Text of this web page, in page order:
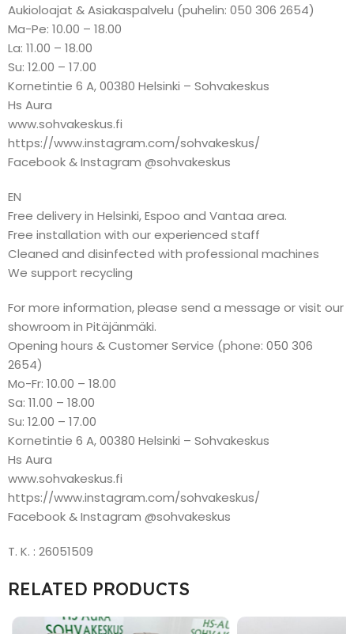
Aukioloajat & Asiakaspalvelu (puhelin: 050 306 2654)
Ma-Pe: 10.00 – 18.00
La: 11.00 – 18.00
Su: 12.00 – 17.00
Kornetintie 6 A, 00380 Helsinki – Sohvakeskus
Hs Aura
www.sohvakeskus.fi
https://www.instagram.com/sohvakeskus/
Facebook & Instagram @sohvakeskus
EN
Free delivery in Helsinki, Espoo and Vantaa area.
Free installation with our experienced staff
Cleaned and disinfected with professional machines
We support recycling
For more information, please send a message or visit our
showroom in Pitäjänmäki.
Opening hours & Customer Service (phone: 050 306
2654)
Mo-Fr: 10.00 – 18.00
Sa: 11.00 – 18.00
Su: 12.00 – 17.00
Kornetintie 6 A, 00380 Helsinki – Sohvakeskus
Hs Aura
www.sohvakeskus.fi
https://www.instagram.com/sohvakeskus/
Facebook & Instagram @sohvakeskus
T. K. : 26051509
RELATED PRODUCTS